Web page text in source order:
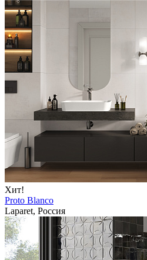
Хит!
Proto Blanco
Laparet, Россия